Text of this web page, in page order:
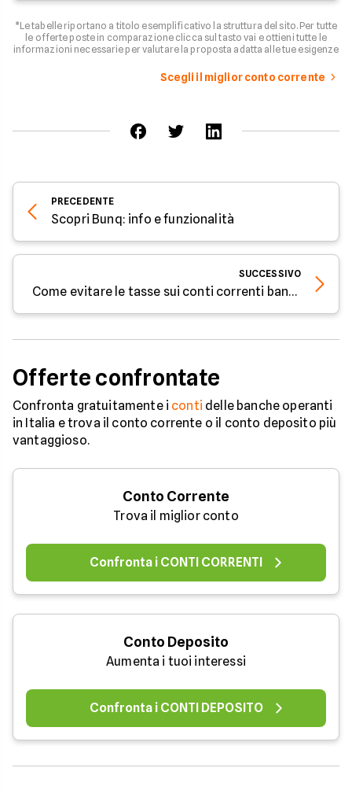
*Le tabelle riportano a titolo esemplificativo la struttura del sito. Per tutte
le offerte poste in comparazione clicca sul tasto vai e ottieni tutte le
informazioni necessarie per valutare la proposta adatta alle tue esigenze
Scegli il miglior conto corrente
PRECEDENTE
Scopri Bunq: info e funzionalità
SUCCESSIVO
Come evitare le tasse sui conti correnti bancari
Offerte confrontate
Confronta gratuitamente i conti delle banche operanti
in Italia e trova il conto corrente o il conto deposito più
vantaggioso.
Conto Corrente
Trova il miglior conto
Confronta i CONTI CORRENTI
Conto Deposito
Aumenta i tuoi interessi
Confronta i CONTI DEPOSITO